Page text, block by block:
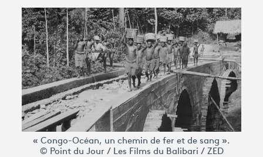
« Congo-Océan, un chemin de fer et de sang ».
© Point du Jour / Les Films du Balibari / ZED